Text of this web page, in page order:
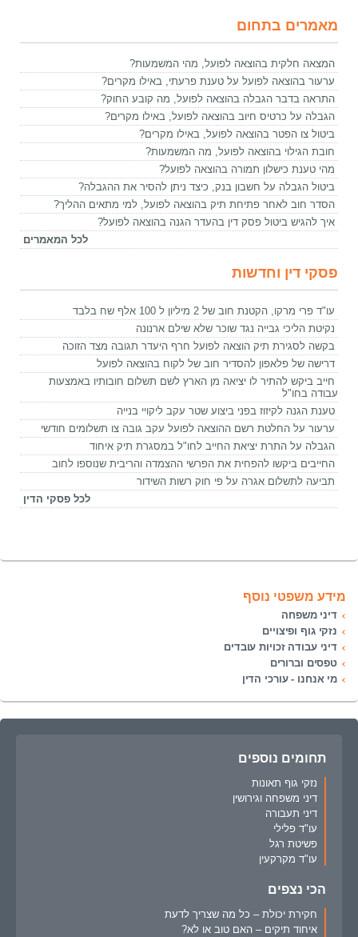
מאמרים בתחום
המצאה חלקית בהוצאה לפועל, מהי המשמעות?
ערעור בהוצאה לפועל על טענת פרעתי, באילו מקרים?
התראה בדבר הגבלה בהוצאה לפועל, מה קובע החוק?
הגבלה על כרטיס חיוב בהוצאה לפועל, באילו מקרים?
ביטול צו הפטר בהוצאה לפועל, באילו מקרים?
חובת הגילוי בהוצאה לפועל, מה המשמעות?
מהי טענת כישלון תמורה בהוצאה לפועל?
ביטול הגבלה על חשבון בנק, כיצד ניתן להסיר את ההגבלה?
הסדר חוב לאחר פתיחת תיק בהוצאה לפועל, למי מתאים ההליך?
איך להגיש ביטול פסק דין בהעדר הגנה בהוצאה לפועל?
לכל המאמרים
פסקי דין וחדשות
עו"ד פרי מרקו, הקטנת חוב של 2 מיליון ל 100 אלף שח בלבד
נקיטת הליכי גבייה נגד שוכר שלא שילם ארנונה
בקשה לסגירת תיק הוצאה לפועל חרף היעדר תגובה מצד הזוכה
דרישה של פלאפון להסדיר חוב של לקוח בהוצאה לפועל
חייב ביקש להתיר לו יציאה מן הארץ לשם תשלום חובותיו באמצעות
עבודה בחו"ל
טענת הגנה לקיזוז בפני ביצוע שטר עקב ליקויי בנייה
ערעור על החלטת רשם ההוצאה לפועל עקב גובה צו תשלומים חודשי
הגבלה על התרת יציאת החייב לחו"ל במסגרת תיק איחוד
החייבים ביקשו להפחית את הפרשי ההצמדה והריבית שנוספו לחוב
תביעה לתשלום אגרה על פי חוק רשות השידור
לכל פסקי הדין
מידע משפטי נוסף
דיני משפחה
נזקי גוף ופיצויים
דיני עבודה זכויות עובדים
טפסים וברורים
מי אנחנו - עורכי הדין
תחומים נוספים
נזקי גוף תאונות
דיני משפחה וגירושין
דיני תעבורה
עו"ד פלילי
פשיטת רגל
עו"ד מקרקעין
הכי נצפים
חקירת יכולת – כל מה שצריך לדעת
איחוד תיקים – האם טוב או לא?